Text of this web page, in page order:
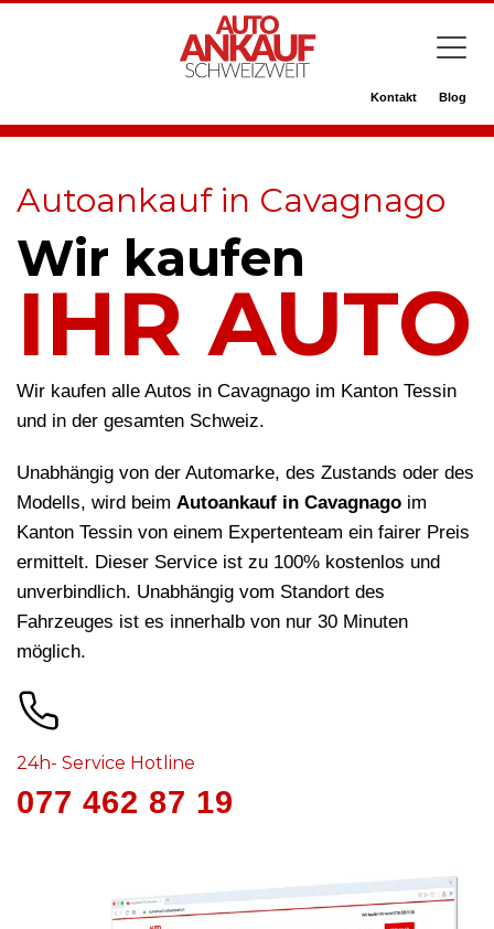
Kontakt Blog
Autoankauf in Cavagnago
Wir kaufen
IHR AUTO
Wir kaufen alle Autos in Cavagnago im Kanton Tessin
und in der gesamten Schweiz.
Unabhängig von der Automarke, des Zustands oder des
Modells, wird beim Autoankauf in Cavagnago im
Kanton Tessin von einem Expertenteam ein fairer Preis
ermittelt. Dieser Service ist zu 100% kostenlos und
unverbindlich. Unabhängig vom Standort des
Fahrzeuges ist es innerhalb von nur 30 Minuten
möglich.
24h- Service Hotline
077 462 87 19